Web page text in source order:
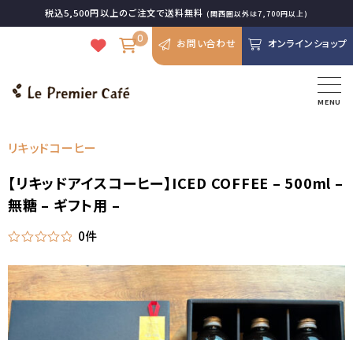
税込5,500円以上のご注文で送料無料 (関西圏以外は7,700円以上)
0 お問い合わせ オンラインショップ
MENU
リキッドコーヒー
【リキッドアイスコーヒー】ICED COFFEE – 500ml –
無糖 – ギフト用 –
0件